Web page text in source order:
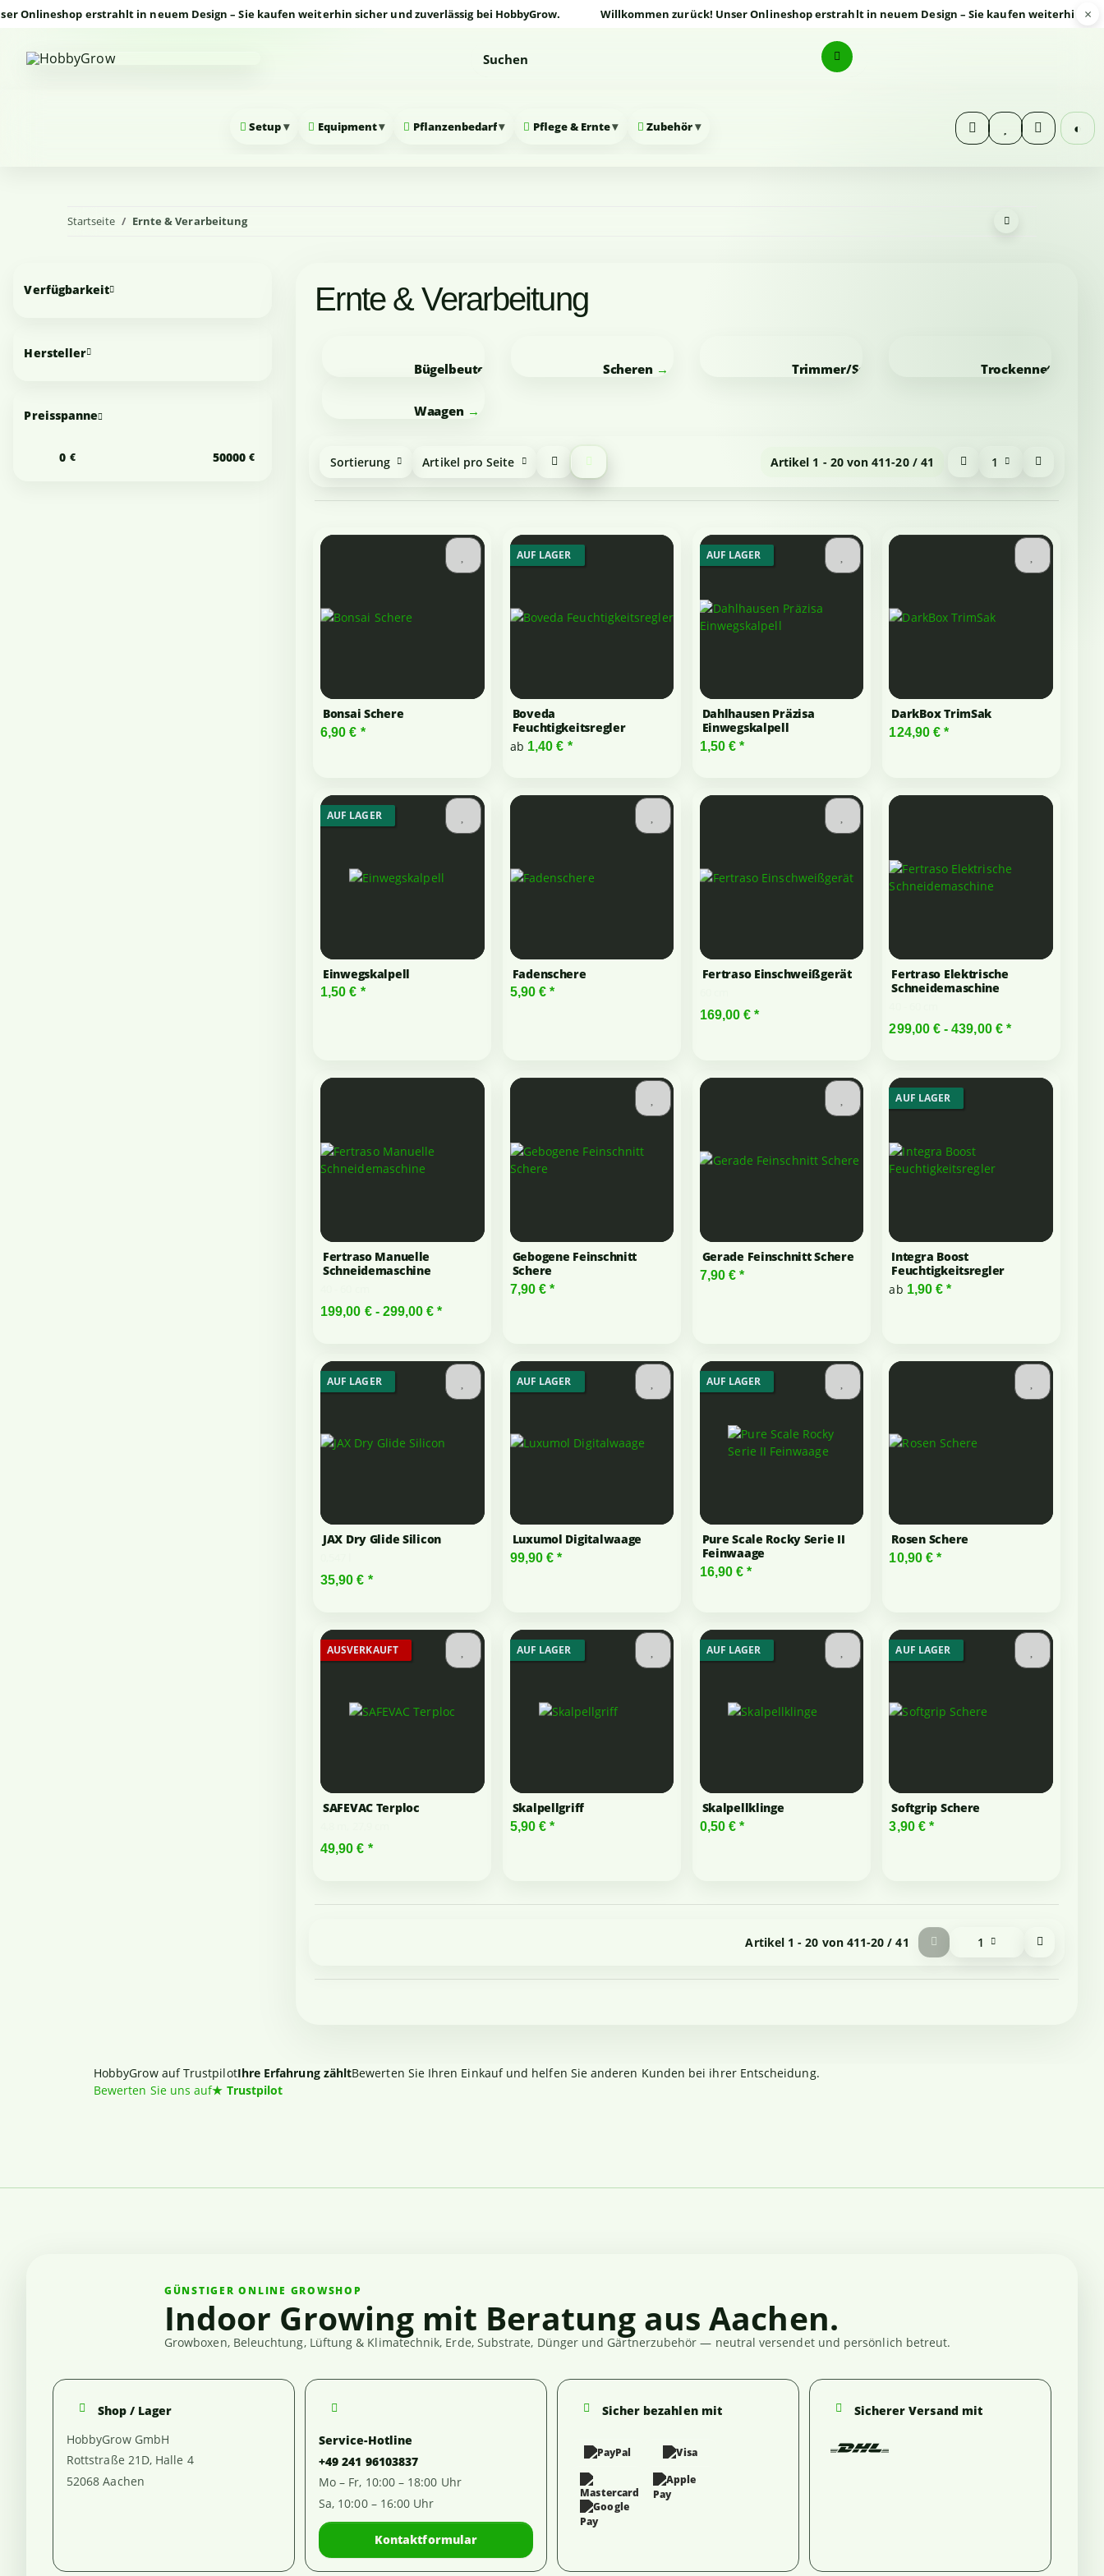
erstrahlt in neuem Design – Sie kaufen weiterhin sicher und zuverlässig bei HobbyGrow. Willkommen zurück! Unser Onlineshop erstrahlt in neuem Design – Sie kaufen weiterhin sicher×
Setup▾ Equipment▾ Pflanzenbedarf▾ Pflege & Ernte▾ Zubehör▾ ◐
Startseite Ernte & Verarbeitung
Ernte & Verarbeitung
Bügelbeutel/Grove
Scheren Trimmer/Schneidemaschinen Trockennetze
Waagen
Sortierung Artikel pro Seite Artikel 1 - 20 von 411-20 / 41 1
Bonsai Schere
6,90 € *
AUF LAGER
Boveda
Feuchtigkeitsregler
ab 1,40 € *
AUF LAGER
Dahlhausen Präzisa
Einwegskalpell
1,50 €*
DarkBox TrimSak
124,90 €*
AUF LAGER
Einwegskalpell
1,50 € *
Fadenschere
5,90 €*
Fertraso Einschweißgerät
169,00 €*
Fertraso Elektrische
Schneidemaschine
299,00 € -439,00 € *
Fertraso Manuelle
Schneidemaschine
199,00 € - 299,00 €*
Gebogene Feinschnitt
Schere
7,90 €*
Gerade Feinschnitt Schere
7,90 €*
AUF LAGER
Integra Boost
Feuchtigkeitsregler
ab 1,90 €*
AUF LAGER
JAX Dry Glide Silicon
35,90 € *
AUF LAGER
Luxumol Digitalwaage
99,90 €*
AUF LAGER
Pure Scale Rocky Serie II
Feinwaage
16,90 €*
Rosen Schere
10,90 €*
AUSVERKAUFT
SAFEVAC Terploc
49,90 € *
AUF LAGER
Skalpellgriff
5,90 €*
AUF LAGER
Skalpellklinge
0,50 €*
AUF LAGER
Softgrip Schere
3,90 € *
Artikel 1 - 20 von 411-20 / 41 1
Verfügbarkeit
Hersteller
Preisspanne
HobbyGrow auf TrustpilotIhre Erfahrung zähltBewerten Sie Ihren Einkauf und helfen Sie anderen Kunden bei ihrer Entscheidung.
Bewerten Sie uns auf★ Trustpilot
GÜNSTIGER ONLINE GROWSHOP
Indoor Growing mit Beratung aus Aachen.
Growboxen, Beleuchtung, Lüftung & Klimatechnik, Erde, Substrate, Dünger und Gärtnerzubehör — neutral versendet und persönlich betreut.
Shop / Lager
HobbyGrow GmbH
Rottstraße 21D, Halle 4
52068 Aachen
Service-Hotline
+49 241 96103837
Mo – Fr, 10:00 – 18:00 Uhr
Sa, 10:00 – 16:00 Uhr
Kontaktformular
Sicher bezahlen mit Sicherer Versand mit